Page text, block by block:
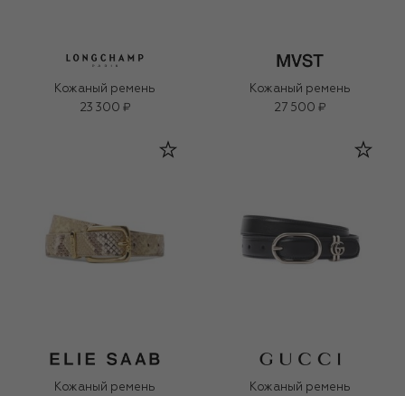
Кожаный ремень
23 300 ₽
Кожаный ремень
27 500 ₽
Кожаный ремень
Кожаный ремень